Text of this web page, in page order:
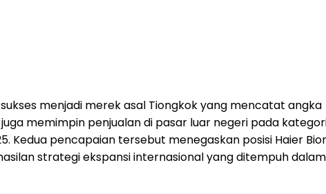
sukses menjadi merek asal Tiongkok yang mencatat angka
memimpin penjualan di pasar luar negeri pada
Kedua pencapaian tersebut menegaskan posisi Haier
strategi ekspansi internasional yang ditempuh